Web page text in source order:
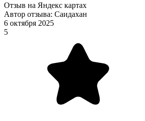
Отзыв на Яндекс картах
Автор отзыва: Саидахан
6 октября 2025
5